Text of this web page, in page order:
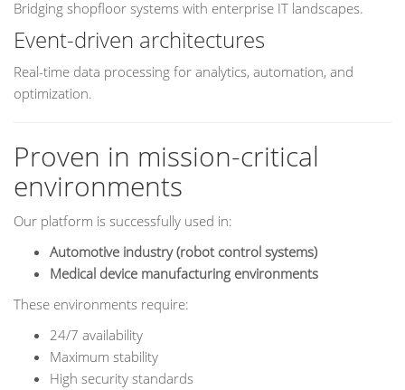
Bridging shopfloor systems with enterprise IT landscapes.
Event-driven architectures
Real-time data processing for analytics, automation, and
optimization.
Proven in mission-critical
environments
Our platform is successfully used in:
Automotive industry (robot control systems)
Medical device manufacturing environments
These environments require:
24/7 availability
Maximum stability
High security standards